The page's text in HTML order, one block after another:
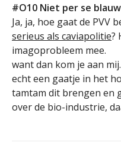
#O10 Niet per se
Ja, ja, hoe gaat de PVV
serieus als caviapolitie?
imagoprobleem mee.
want dan kom je aan
echt een gaatje in het
tamtam dit brengen en
over de bio-industrie,